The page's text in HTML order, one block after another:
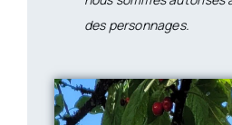
des personnages.